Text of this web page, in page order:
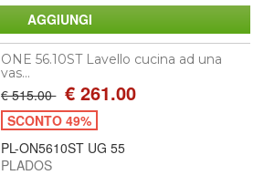
ONE 56.10ST Lavello cucina ad una
vas...
€ 515.00 € 261.00
SCONTO 49%
PL-ON5610ST UG 55
PLADOS